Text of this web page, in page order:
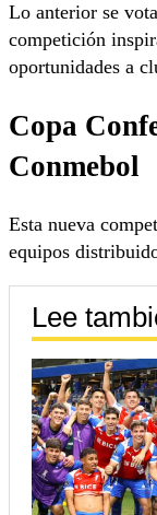
Lo anterior se
competición
oportunidades a
Copa
Conmebol
Esta nueva
equipos
Lee